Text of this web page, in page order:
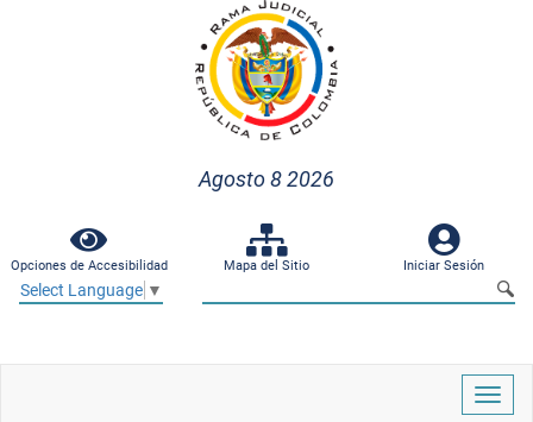
Agosto 8 2026
Opciones de Accesibilidad Mapa del Sitio Iniciar Sesión
Select Language ▼